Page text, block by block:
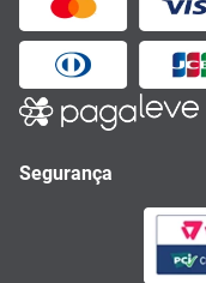
Segurança